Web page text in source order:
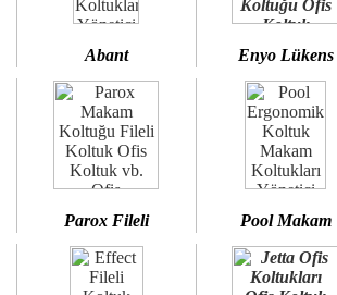
Abant Enyo Lükens
Parox Fileli Pool Makam